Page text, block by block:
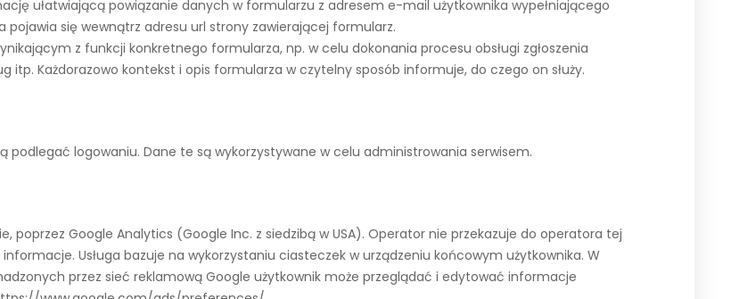
ułatwiającą powiązanie danych w formularzu z adresem e-mail użytkownika wypełniającego
się wewnątrz adresu url strony zawierającej formularz.
z funkcji konkretnego formularza, np. w celu dokonania procesu obsługi zgłoszenia
itp. Każdorazowo kontekst i opis formularza w czytelny sposób informuje, do czego on służy.
logowaniu. Dane te są wykorzystywane w celu administrowania serwisem.
Google Analytics (Google Inc. z siedzibą w USA). Operator nie przekazuje do operatora tej
Usługa bazuje na wykorzystaniu ciasteczek w urządzeniu końcowym użytkownika. W
przez sieć reklamową Google użytkownik może przeglądać i edytować informacje